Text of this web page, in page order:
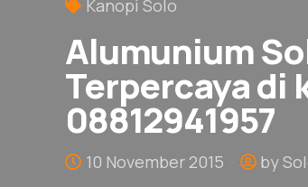
Kanopi Solo
Alumunium
Terpercaya di
08812941957
10 November 2015 by